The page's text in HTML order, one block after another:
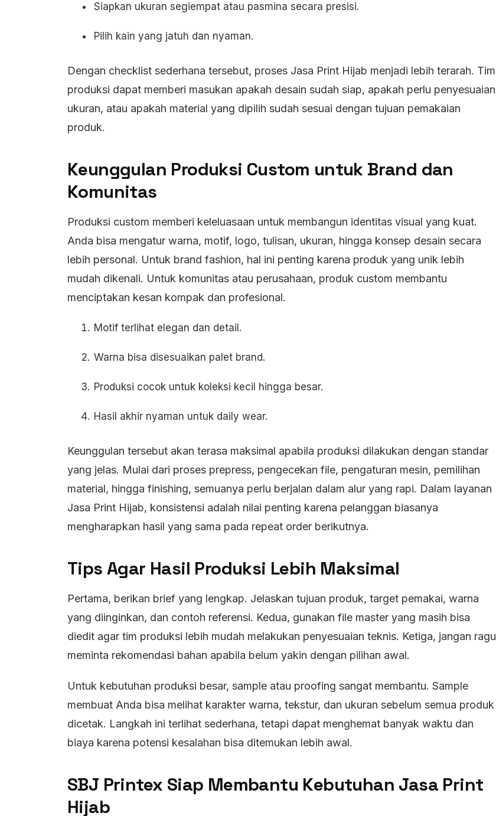
Siapkan ukuran segiempat atau pasmina secara presisi.
Pilih kain yang jatuh dan nyaman.
Dengan checklist sederhana tersebut, proses Jasa Print Hijab menjadi lebih terarah. Tim
produksi dapat memberi masukan apakah desain sudah siap, apakah perlu penyesuaian
ukuran, atau apakah material yang dipilih sudah sesuai dengan tujuan pemakaian
produk.
Keunggulan Produksi Custom untuk Brand dan
Komunitas
Produksi custom memberi keleluasaan untuk membangun identitas visual yang kuat.
Anda bisa mengatur warna, motif, logo, tulisan, ukuran, hingga konsep desain secara
lebih personal. Untuk brand fashion, hal ini penting karena produk yang unik lebih
mudah dikenali. Untuk komunitas atau perusahaan, produk custom membantu
menciptakan kesan kompak dan profesional.
Motif terlihat elegan dan detail.
Warna bisa disesuaikan palet brand.
Produksi cocok untuk koleksi kecil hingga besar.
Hasil akhir nyaman untuk daily wear.
Keunggulan tersebut akan terasa maksimal apabila produksi dilakukan dengan standar
yang jelas. Mulai dari proses prepress, pengecekan file, pengaturan mesin, pemilihan
material, hingga finishing, semuanya perlu berjalan dalam alur yang rapi. Dalam layanan
Jasa Print Hijab, konsistensi adalah nilai penting karena pelanggan biasanya
mengharapkan hasil yang sama pada repeat order berikutnya.
Tips Agar Hasil Produksi Lebih Maksimal
Pertama, berikan brief yang lengkap. Jelaskan tujuan produk, target pemakai, warna
yang diinginkan, dan contoh referensi. Kedua, gunakan file master yang masih bisa
diedit agar tim produksi lebih mudah melakukan penyesuaian teknis. Ketiga, jangan ragu
meminta rekomendasi bahan apabila belum yakin dengan pilihan awal.
Untuk kebutuhan produksi besar, sample atau proofing sangat membantu. Sample
membuat Anda bisa melihat karakter warna, tekstur, dan ukuran sebelum semua produk
dicetak. Langkah ini terlihat sederhana, tetapi dapat menghemat banyak waktu dan
biaya karena potensi kesalahan bisa ditemukan lebih awal.
SBJ Printex Siap Membantu Kebutuhan Jasa Print
Hijab